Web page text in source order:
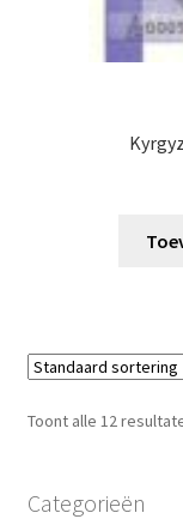
Toont alle 12
Categorieën